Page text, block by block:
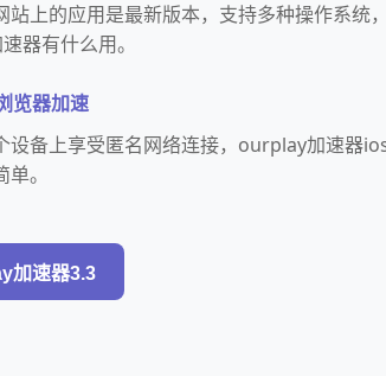
站上的应用是最新版本，支持多种操作系统
器有什么用。
览器加速
设备上享受匿名网络连接，ourplay加速器
。
加速器3.3